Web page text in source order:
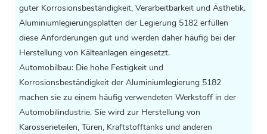
guter Korrosionsbeständigkeit, Verarbeitbarkeit und Ästhetik.
Aluminiumlegierungsplatten der Legierung 5182 erfüllen
diese Anforderungen gut und werden daher häufig bei der
Herstellung von Kälteanlagen eingesetzt.
Automobilbau: Die hohe Festigkeit und
Korrosionsbeständigkeit der Aluminiumlegierung 5182
machen sie zu einem häufig verwendeten Werkstoff in der
Automobilindustrie. Sie wird zur Herstellung von
Karosserieteilen, Türen, Kraftstofftanks und anderen